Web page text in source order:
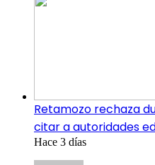
Retamozo rechaza
citar a autoridades
Hace 3 días